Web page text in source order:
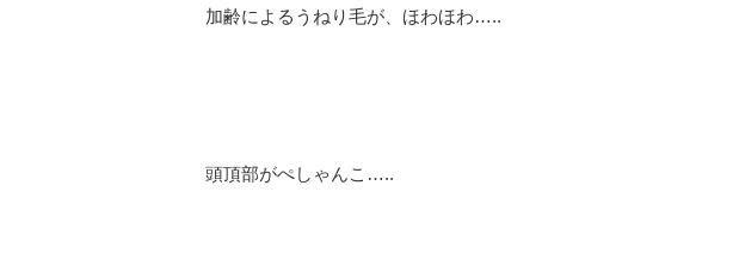
加齢によるうねり毛が、ほわほわ…..
頭頂部がぺしゃんこ…..